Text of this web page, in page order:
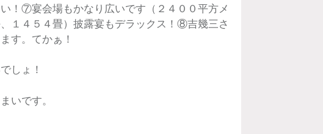
！⑦宴会場もかなり広いです（２４００平方メ
１４５４畳）披露宴もデラックス！⑧吉幾三さ
す。てかぁ！
しょ！
いです。